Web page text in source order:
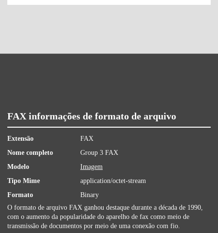
FAX informações de formato de arquivo
Extensão
FAX
Nome completo
Group 3 FAX
Modelo
Imagem
Tipo Mime
application/octet-stream
Formato
Binary
O formato de arquivo FAX ganhou destaque durante a década de 1990,
com o aumento da popularidade do aparelho de fax como meio de
transmissão de documentos por meio de uma conexão com fio.